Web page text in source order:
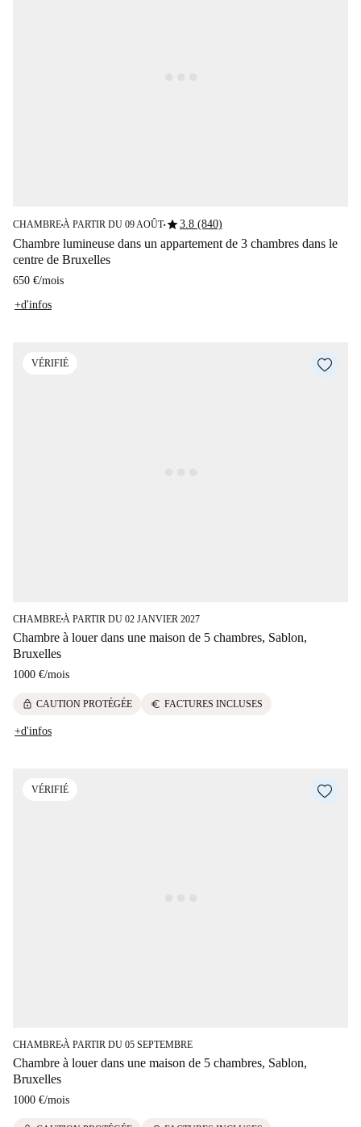
CHAMBRE■À PARTIR DU 09 AOÛT■star3.8 (840)
Chambre lumineuse dans un appartement de 3 chambres dans le
centre de Bruxelles
650 €/mois
+d'infos
VÉRIFIÉ
CHAMBRE■À PARTIR DU 02 JANVIER 2027
Chambre à louer dans une maison de 5 chambres, Sablon,
Bruxelles
1000 €/mois
lock CAUTION PROTÉGÉE euro FACTURES INCLUSES
+d'infos
VÉRIFIÉ
CHAMBRE■À PARTIR DU 05 SEPTEMBRE
Chambre à louer dans une maison de 5 chambres, Sablon,
Bruxelles
1000 €/mois